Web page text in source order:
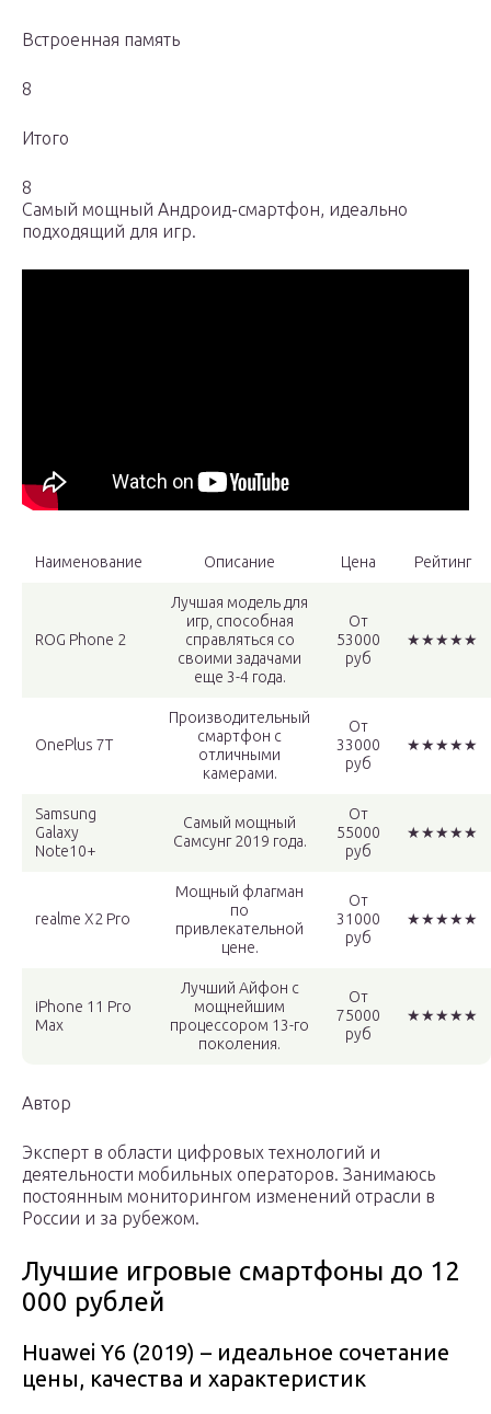
Встроенная память
8
Итого
8
Самый мощный Андроид-смартфон, идеально
подходящий для игр.
Наименование Описание Цена Рейтинг
ROG Phone 2
Лучшая модель для
игр, способная
справляться со
своими задачами
еще 3-4 года.
От
53000
руб
★★★★★
OnePlus 7T
Производительный
смартфон с
отличными
камерами.
От
33000
руб
★★★★★
Samsung
Galaxy
Note10+
Самый мощный
Самсунг 2019 года.
От
55000
руб
★★★★★
realme X2 Pro
Мощный флагман
по
привлекательной
цене.
От
31000
руб
★★★★★
iPhone 11 Pro
Max
Лучший Айфон с
мощнейшим
процессором 13-го
поколения.
От
75000
руб
★★★★★
Автор
Эксперт в области цифровых технологий и
деятельности мобильных операторов. Занимаюсь
постоянным мониторингом изменений отрасли в
России и за рубежом.
Лучшие игровые смартфоны до 12
000 рублей
Huawei Y6 (2019) – идеальное сочетание
цены, качества и характеристик